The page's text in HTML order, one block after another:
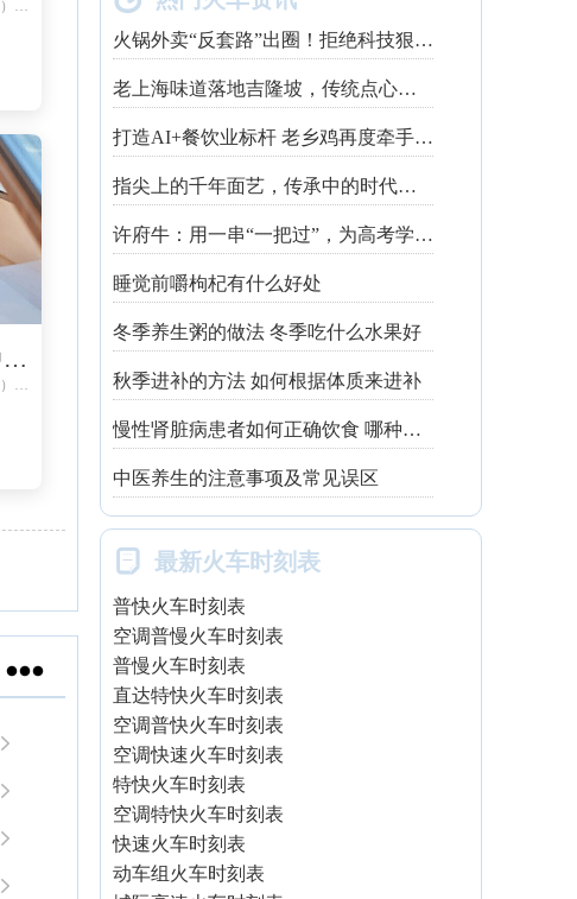
请携带证件（一人一证一票）避免无法登船
珠江游广州塔·中大码头-珠江游广州塔·中大码头
请携带证件（一人一证一票）避免无法登船





火锅外卖“反套路”出圈！拒绝科技狠活让同行颤抖
老上海味道落地吉隆坡，传统点心走红不靠噱头
打造AI+餐饮业标杆 老乡鸡再度牵手钉钉
指尖上的千年面艺，传承中的时代匠心——第八届“安琪酵母杯”中华发酵面食大赛武汉赛区开赛
许府牛：用一串“一把过”，为高考学子送上最“牛”祝福
睡觉前嚼枸杞有什么好处
冬季养生粥的做法 冬季吃什么水果好
秋季进补的方法 如何根据体质来进补
慢性肾脏病患者如何正确饮食 哪种吃法有利健康
中医养生的注意事项及常见误区
 最新火车时刻表
普快火车时刻表
空调普慢火车时刻表
普慢火车时刻表
直达特快火车时刻表
空调普快火车时刻表
空调快速火车时刻表
特快火车时刻表
空调特快火车时刻表
快速火车时刻表
动车组火车时刻表